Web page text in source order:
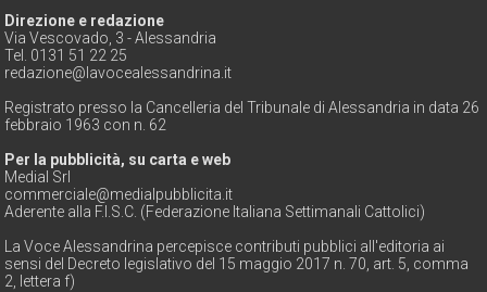
Direzione e redazione
Via Vescovado, 3 - Alessandria
Tel. 0131 51 22 25
redazione@lavocealessandrina.it
Registrato presso la Cancelleria del Tribunale di Alessandria in data 26
febbraio 1963 con n. 62
Per la pubblicità, su carta e web
Medial Srl
commerciale@medialpubblicita.it
Aderente alla F.I.S.C. (Federazione Italiana Settimanali Cattolici)
La Voce Alessandrina percepisce contributi pubblici all'editoria ai
sensi del Decreto legislativo del 15 maggio 2017 n. 70, art. 5, comma
2, lettera f)